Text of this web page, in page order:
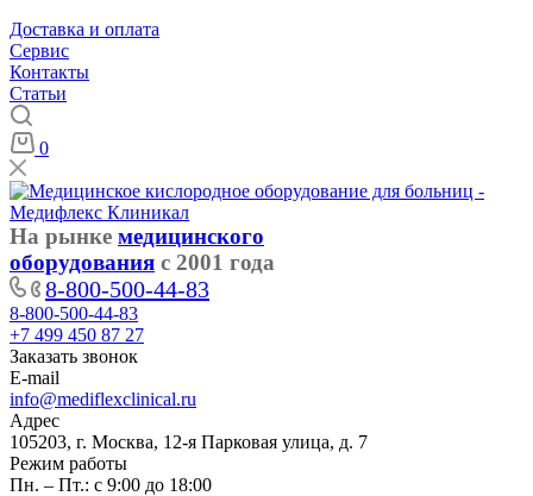
Доставка и оплата
Cервис
Контакты
Статьи
0
На рынке медицинского
оборудования с 2001 года
8-800-500-44-83
8-800-500-44-83
+7 499 450 87 27
Заказать звонок
E-mail
info@mediflexclinical.ru
Адрес
105203, г. Москва, 12-я Парковая улица, д. 7
Режим работы
Пн. – Пт.: с 9:00 до 18:00